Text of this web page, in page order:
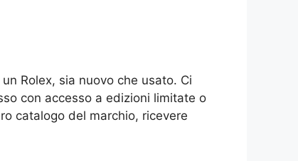
Rolex, sia nuovo che usato. Ci
con accesso a edizioni limitate o
catalogo del marchio, ricevere